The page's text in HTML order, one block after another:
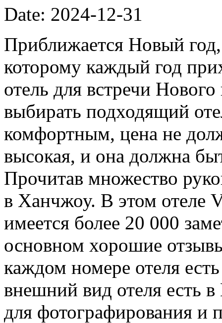
Date: 2024-12-31
Приближается Новый
которому каждый год
отель для встречи
выбирать подходящий
комфортным, цена не
высокая, и она должна
Прочитав множество
в Ханчжоу. В этом отеле
имеется более 20 000
основном хорошие
каждом номере отеля
внешний вид отеля есть
для фотографирования и